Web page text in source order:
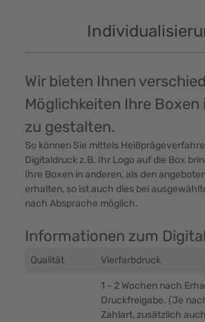
Wir bieten Ihnen
Möglichkeiten Ihre Boxen
zu gestalten.
So können Sie mittels
Digitaldruck z.B. Ihr Logo auf die Box
Ihre Boxen in anderen, als den
erhalten, so ist auch dies bei
nach Absprache möglich.
Informationen zum
Qualität Vierfarbdruck
1 - 2 Wochen nach
Druckfreigabe. (Je
Zahlart, zusätzlich